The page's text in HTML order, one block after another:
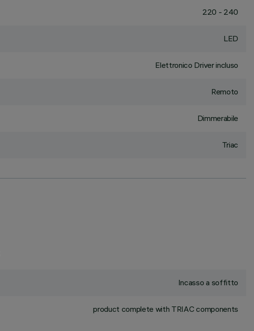
220 - 240
LED
Elettronico Driver incluso
Remoto
Dimmerabile
Triac
Incasso a soffitto
product complete with TRIAC components